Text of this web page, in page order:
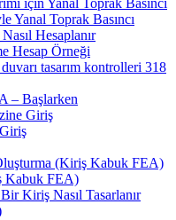
için Yanal Toprak Basıncı
Yanal Toprak Basıncı
Hesaplanır
Hesap Örneği
tasarım kontrolleri 318
– Başlarken
Giriş
(Kiriş Kabuk FEA)
Kabuk FEA)
Kiriş Nasıl Tasarlanır